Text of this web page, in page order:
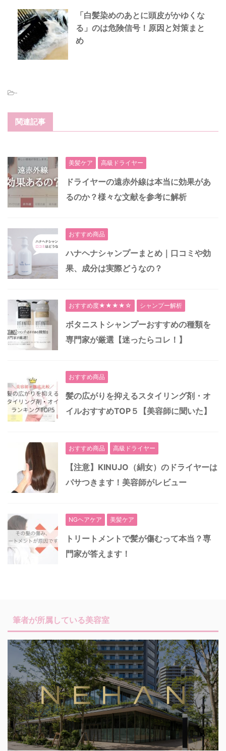
「白髪染めのあとに頭皮がかゆくな
る」のは危険信号！原因と対策まと
め
-
関連記事
美髪ケア 高級ドライヤー
ドライヤーの遠赤外線は本当に効果があ
るのか？様々な文献を参考に解析
おすすめ商品
ハナヘナシャンプーまとめ｜口コミや効
果、成分は実際どうなの？
おすすめ度★★★★☆ シャンプー解析
ボタニストシャンプーおすすめの種類を
専門家が厳選【迷ったらコレ！】
おすすめ商品
髪の広がりを抑えるスタイリング剤・オ
イルおすすめTOP５【美容師に聞いた】
おすすめ商品 高級ドライヤー
【注意】KINUJO（絹女）のドライヤーは
パサつきます！美容師がレビュー
NGヘアケア 美髪ケア
トリートメントで髪が傷むって本当？専
門家が答えます！
筆者が所属している美容室